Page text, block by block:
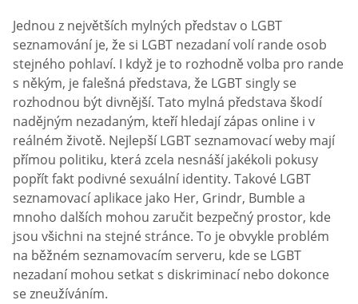
Jednou z největších mylných představ o LGBT
seznamování je, že si LGBT nezadaní volí rande osob
stejného pohlaví. I když je to rozhodně volba pro rande
s někým, je falešná představa, že LGBT singly se
rozhodnou být divnější. Tato mylná představa škodí
nadějným nezadaným, kteří hledají zápas online i v
reálném životě. Nejlepší LGBT seznamovací weby mají
přímou politiku, která zcela nesnáší jakékoli pokusy
popřít fakt podivné sexuální identity. Takové LGBT
seznamovací aplikace jako Her, Grindr, Bumble a
mnoho dalších mohou zaručit bezpečný prostor, kde
jsou všichni na stejné stránce. To je obvykle problém
na běžném seznamovacím serveru, kde se LGBT
nezadaní mohou setkat s diskriminací nebo dokonce
se zneužíváním.